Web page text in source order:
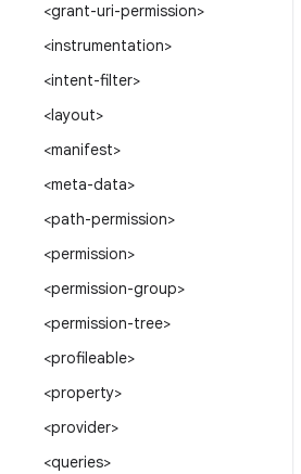
<grant-uri-permission>
<instrumentation>
<intent-filter>
<layout>
<manifest>
<meta-data>
<path-permission>
<permission>
<permission-group>
<permission-tree>
<profileable>
<property>
<provider>
<queries>